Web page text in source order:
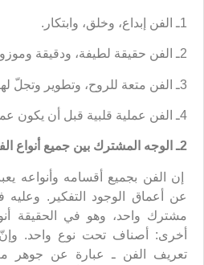
1ـ الفن إبداع، وخلق، وابتكار.
2ـ الفن حقيقة لطيفة، ودقيقة وموزونة.
3ـ الفن متعة للروح، وتطوير وتجلّ لها.
4ـ الفن عملية قلبية قبل أن يكون عملية ذهنية.
2ـ الوجه المشترك بين جميع أنواع الفن
إن الفن بجميع أقسامه وأنواعه
عن أعماق الوجود التفكير. وعليه
مشترك واحد، وهو في الحقيقة
أخرى: أصناف تحت نوع واحد.
تعريف الفن ـ عبارة عن جوهر